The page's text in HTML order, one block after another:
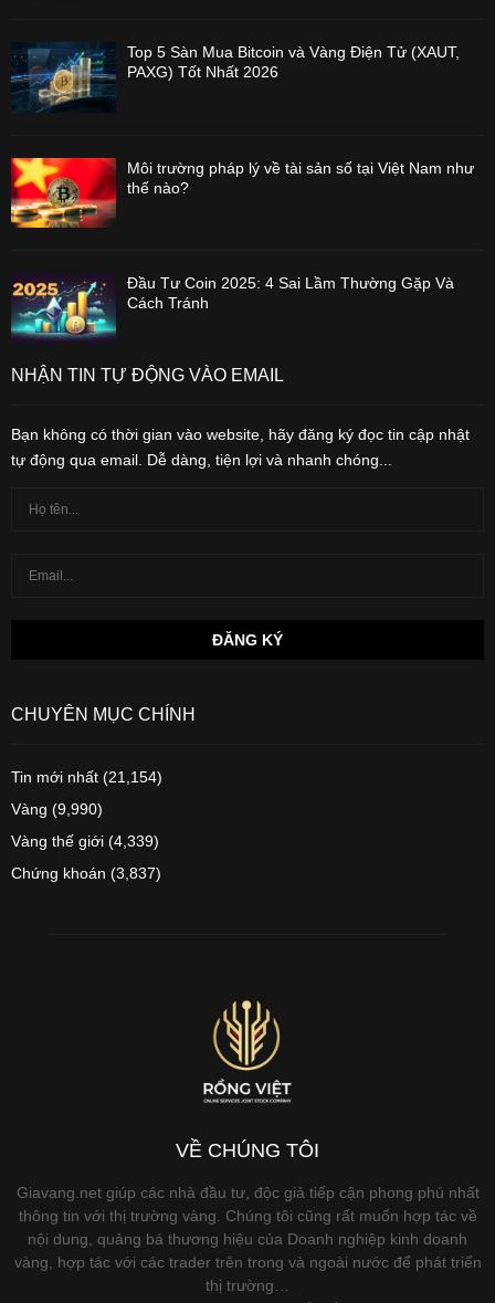
Top 5 Sàn Mua Bitcoin và Vàng Điện Tử (XAUT,
PAXG) Tốt Nhất 2026
Môi trường pháp lý về tài sản số tại Việt Nam như
thế nào?
Đầu Tư Coin 2025: 4 Sai Lầm Thường Gặp Và
Cách Tránh
NHẬN TIN TỰ ĐỘNG VÀO EMAIL
Bạn không có thời gian vào website, hãy đăng ký đọc tin cập nhật
tự động qua email. Dễ dàng, tiện lợi và nhanh chóng...
CHUYÊN MỤC CHÍNH
Tin mới nhất (21,154)
Vàng (9,990)
Vàng thế giới (4,339)
Chứng khoán (3,837)
VỀ CHÚNG TÔI
Giavang.net giúp các nhà đầu tư, độc giả tiếp cận phong phú nhất
thông tin với thị trường vàng. Chúng tôi cũng rất muốn hợp tác về
nội dung, quảng bá thương hiệu của Doanh nghiệp kinh doanh
vàng, hợp tác với các trader trên trong và ngoài nước để phát triển
thị trường…